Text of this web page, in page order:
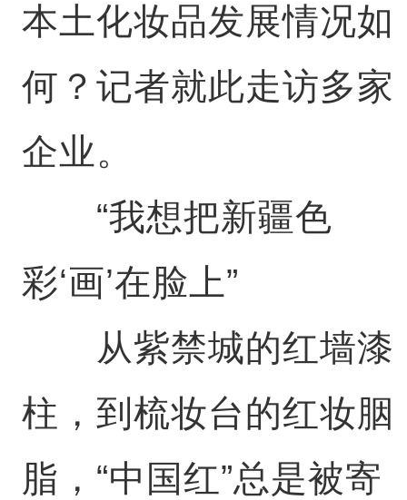
本土化妆品发展情况如
何？记者就此走访多家
企业。
“我想把新疆色
彩‘画’在脸上”
从紫禁城的红墙漆
柱，到梳妆台的红妆胭
脂，“中国红”总是被寄